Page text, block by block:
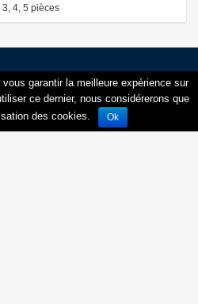
3 4 5 pièces
garantir la meilleure expérience sur
ce dernier, nous considérerons que
des cookies.
Ok